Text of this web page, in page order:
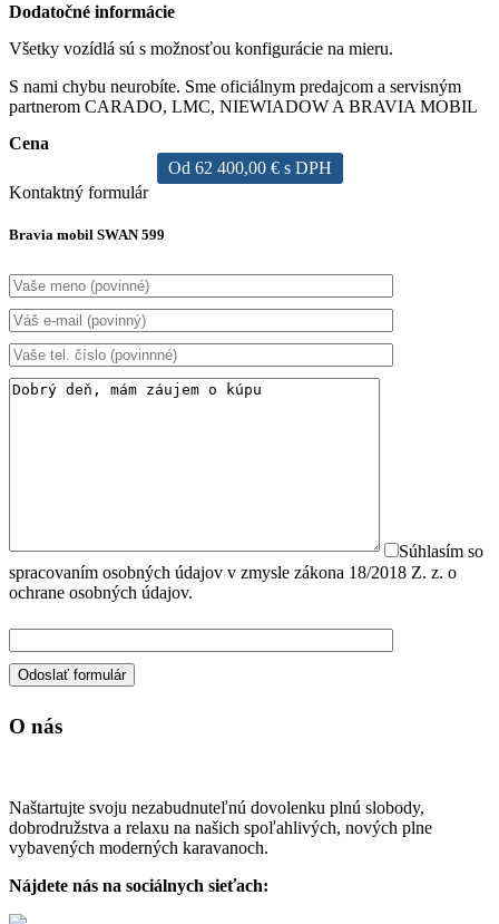
Dodatočné informácie
Všetky vozídlá sú s možnosťou konfigurácie na mieru.
S nami chybu neurobíte. Sme oficiálnym predajcom a servisným
partnerom CARADO, LMC, NIEWIADOW A BRAVIA MOBIL
Cena
Od 62 400,00 € s DPH
Kontaktný formulár
Bravia mobil SWAN 599
Súhlasím so
spracovaním osobných údajov v zmysle zákona 18/2018 Z. z. o
ochrane osobných údajov.
O nás
Naštartujte svoju nezabudnuteľnú dovolenku plnú slobody,
dobrodružstva a relaxu na našich spoľahlivých, nových plne
vybavených moderných karavanoch.
Nájdete nás na sociálnych sieťach: